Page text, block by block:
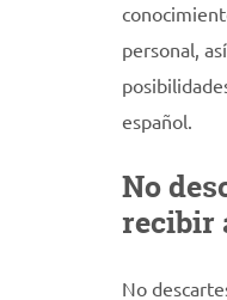
personal,
español.
No
recibir
No